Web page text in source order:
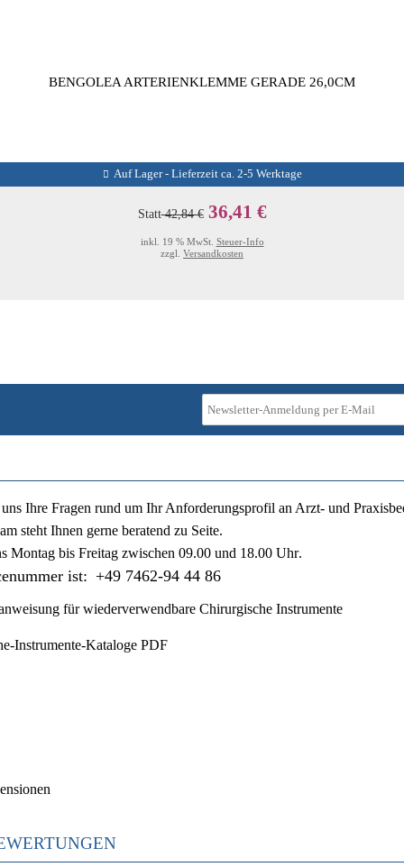
BENGOLEA ARTERIENKLEMME GERADE 26,0CM
Auf Lager - Lieferzeit ca. 2-5 Werktage
Statt42,84 € 36,41 €
inkl. 19 % MwSt. Steuer-Info
zzgl. Versandkosten
Ihre Fragen rund um Ihr Anforderungsprofil an Arzt- und
steht Ihnen gerne beratend zu Seite.
Montag bis Freitag zwischen 09.00 und 18.00 Uhr.
ist: +49 7462-94 44 86
für wiederverwendbare Chirurgische Instrumente
Instrumente-Kataloge PDF